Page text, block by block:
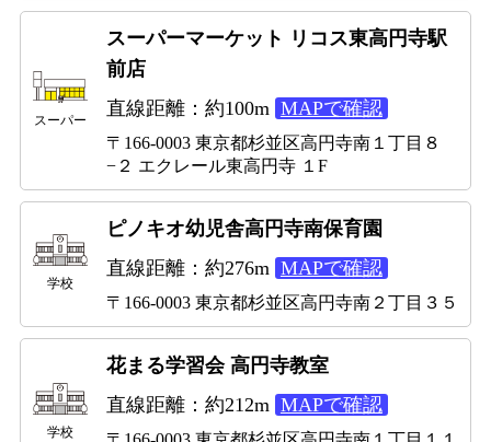
スーパー
スーパーマーケット リコス東高円寺駅
前店
直線距離：約100m MAPで確認
〒166-0003 東京都杉並区高円寺南１丁目８
−２ エクレール東高円寺 １F
学校
ピノキオ幼児舎高円寺南保育園
直線距離：約276m MAPで確認
〒166-0003 東京都杉並区高円寺南２丁目３５
学校
花まる学習会 高円寺教室
直線距離：約212m MAPで確認